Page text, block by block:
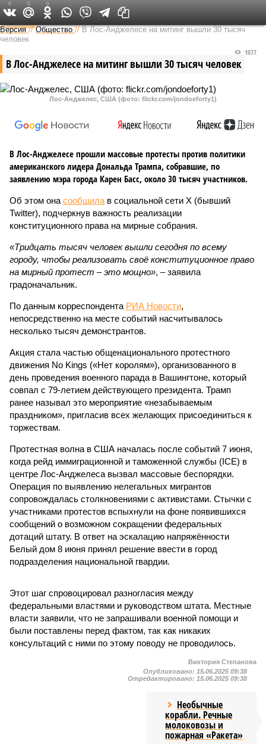
Федеральный выпуск
Версия //Общество //В Лос-Анджелесе на митинг вышли 30 тысяч
человек
В Лос-Анджелесе на митинг вышли 30 тысяч человек
1077
Лос-Анджелес, США (фото: flickr.com/jondoeforty1)
В Лос-Анджелесе прошли массовые протесты против политики
американского лидера Дональда Трампа, собравшие, по
заявлению мэра города Карен Басс, около 30 тысяч участников.
Об этом она сообщила в социальной сети X (бывший
Twitter), подчеркнув важность реализации
конституционного права на мирные собрания.
«Тридцать тысяч человек вышли сегодня по всему
городу, чтобы реализовать своё конституционное право
на мирный протест – это мощно», – заявила
градоначальник.
По данным корреспондента РИА Новости,
непосредственно на месте событий насчитывалось
несколько тысяч демонстрантов.
Акция стала частью общенационального протестного
движения No Kings («Нет королям»), организованного в
день проведения военного парада в Вашингтоне, который
совпал с 79-летием действующего президента. Трамп
ранее называл это мероприятие «незабываемым
праздником», пригласив всех желающих присоединиться к
торжествам.
Протестная волна в США началась после событий 7 июня,
когда рейд иммиграционной и таможенной службы (ICE) в
центре Лос-Анджелеса вызвал массовые беспорядки.
Операция по выявлению нелегальных мигрантов
сопровождалась столкновениями с активистами. Стычки с
участниками протестов вспыхнули на фоне появившихся
сообщений о возможном сокращении федеральных
дотаций штату. В ответ на эскалацию напряжённости
Белый дом 8 июня принял решение ввести в город
подразделения национальной гвардии.
Этот шаг спровоцировал разногласия между
федеральными властями и руководством штата. Местные
власти заявили, что не запрашивали военной помощи и
были поставлены перед фактом, так как никаких
консультаций с ними по этому поводу не проводилось.
0 0 0
Виктория Степанова
Опубликовано: 15.06.2025 09:38
Отредактировано: 15.06.2025 09:38
Необычные
корабли. Речные
молоковозы и
пожарная «Ракета»